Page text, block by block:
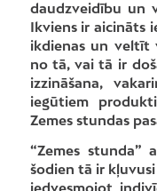
daudzveidību un
Ikviens ir aicināts
ikdienas un veltīt
no tā, vai tā ir
izzināšana,
iegūtiem
Zemes stundas
“Zemes stunda”
šodien tā ir
iedvesmojot